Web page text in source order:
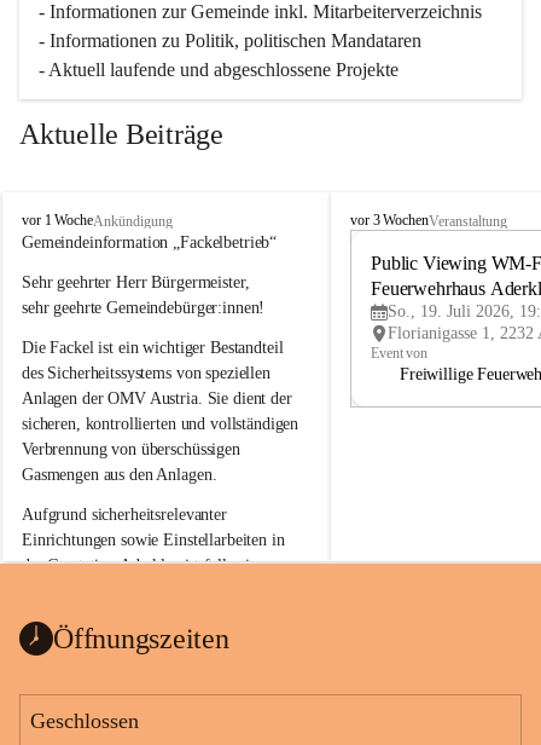
- Informationen zur Gemeinde inkl. Mitarbeiterverzeichnis
- Informationen zu Politik, politischen Mandataren
- Aktuell laufende und abgeschlossene Projekte
Aktuelle Beiträge
A
d
r
k
a
a
vor 1 WocheAnkündigung
Gemeindeinformation „Fackelbetrieb“
Sehr geehrter Herr Bürgermeister,
sehr geehrte Gemeindebürger:innen!
Die Fackel ist ein wichtiger Bestandteil
des Sicherheitssystems von speziellen
Anlagen der OMV Austria. Sie dient der
sicheren, kontrollierten und vollständigen
Verbrennung von überschüssigen
Gasmengen aus den Anlagen.
Aufgrund sicherheitsrelevanter
Einrichtungen sowie Einstellarbeiten in
der Gasstation Aderklaa ist fallweise
kommenden Tagen und Wochen wird
sein.
Die OMV Austria ist bemüht, für die
A
vor 3 WochenVeranstaltung
Public Viewing WM-
Feuerwehrhaus
So., 19. Juli 2026,
Event von
Freiwillige
Öffnungszeiten
Geschlossen